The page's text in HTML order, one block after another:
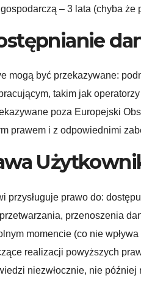
– 3 lata (chyba
mogą być przekazywane:
takim jak
poza Europejski
prawem i z odpowiednimi
przysługuje prawo do:
przenoszenia
momencie (co nie
realizacji powyższych
niezwłocznie, nie